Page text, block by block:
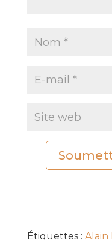
Étiquettes : Alain